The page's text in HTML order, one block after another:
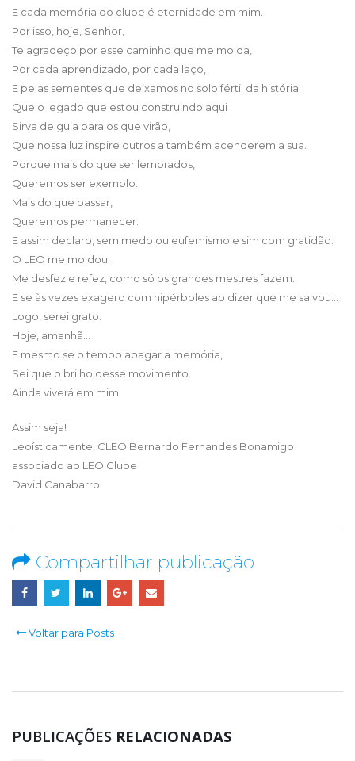
E cada memória do clube é eternidade em mim.
Por isso, hoje, Senhor,
Te agradeço por esse caminho que me molda,
Por cada aprendizado, por cada laço,
E pelas sementes que deixamos no solo fértil da história.
Que o legado que estou construindo aqui
Sirva de guia para os que virão,
Que nossa luz inspire outros a também acenderem a sua.
Porque mais do que ser lembrados,
Queremos ser exemplo.
Mais do que passar,
Queremos permanecer.
E assim declaro, sem medo ou eufemismo e sim com gratidão:
O LEO me moldou.
Me desfez e refez, como só os grandes mestres fazem.
E se às vezes exagero com hipérboles ao dizer que me salvou…
Logo, serei grato.
Hoje, amanhã…
E mesmo se o tempo apagar a memória,
Sei que o brilho desse movimento
Ainda viverá em mim.
Assim seja!
Leoísticamente, CLEO Bernardo Fernandes Bonamigo
associado ao LEO Clube
David Canabarro
Compartilhar publicação
Voltar para Posts
PUBLICAÇÕES RELACIONADAS